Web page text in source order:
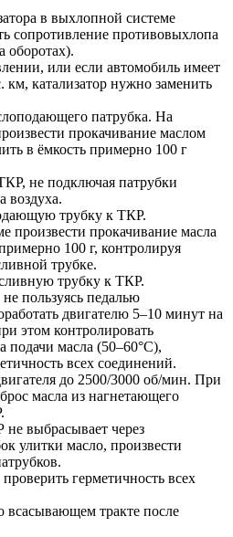
в выхлопной системе
сопротивление противовыхлопа
оборотах).
или если автомобиль имеет
км, катализатор нужно заменить
патрубка. На
прокачивание маслом
в ёмкость примерно 100 г
не подключая патрубки
воздуха.
трубку к ТКР.
произвести прокачивание масла
100 г, контролируя
трубке.
трубку к ТКР.
пользуясь педалью
двигателю 5–10 минут на
этом контролировать
подачи масла (50–60°С),
всех соединений.
до 2500/3000 об/мин. При
масла из нагнетающего
выбрасывает через
улитки масло, произвести
герметичность всех
всасывающем тракте после